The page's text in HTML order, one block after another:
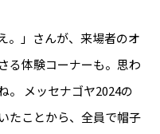
。」さんが、来場者のオ
る体験コーナーも。思わ
。 メッセナゴヤ2024の
たことから、全員で帽子